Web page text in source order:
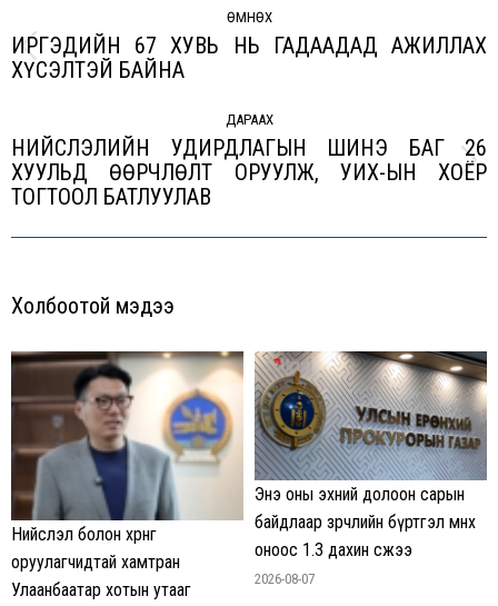
ӨМНӨХ
Previous
ИРГЭДИЙН 67 ХУВЬ НЬ ГАДААДАД АЖИЛЛАХ
ХҮСЭЛТЭЙ БАЙНА
ДАРААХ
Next
НИЙСЛЭЛИЙН УДИРДЛАГЫН ШИНЭ БАГ 26
ХУУЛЬД ӨӨРЧЛӨЛТ ОРУУЛЖ, УИХ-ЫН ХОЁР
ТОГТООЛ БАТЛУУЛАВ
Холбоотой мэдээ
Нийслэл болон хөрөнгө
оруулагчидтай хамтран
Улаанбаатар хотын утааг
Энэ оны эхний долоон сарын
байдлаар зөрчлийн бүртгэл өмнөх
оноос 1.3 дахин өсжээ
2026-08-07